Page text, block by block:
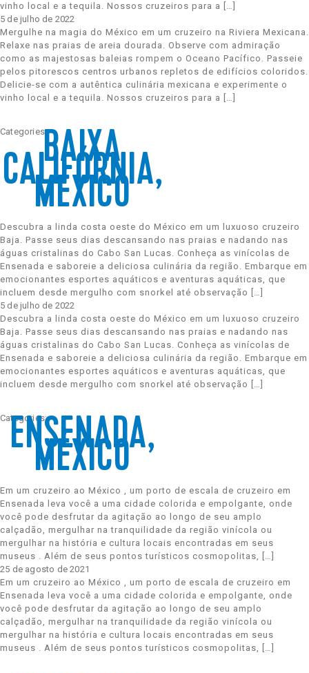
Infinity®
Millennium®
Reflection®
Roamer℠
Seeker℠
Silhouette®
Solstice®
Summit®
Xcite℠
Wanderer℠
Flora®
vinho local e a tequila. Nossos cruzeiros para a […]
5 de julho de 2022
Mergulhe na magia do México em um cruzeiro na Riviera Mexicana.
Relaxe nas praias de areia dourada. Observe com admiração
como as majestosas baleias rompem o Oceano Pacífico. Passeie
pelos pitorescos centros urbanos repletos de edifícios coloridos.
Delicie-se com a autêntica culinária mexicana e experimente o
vinho local e a tequila. Nossos cruzeiros para a […]
Categories:BAIXA
CALIFÓRNIA,
MÉXICO
Descubra a linda costa oeste do México em um luxuoso cruzeiro
Baja. Passe seus dias descansando nas praias e nadando nas
águas cristalinas do Cabo San Lucas. Conheça as vinícolas de
Ensenada e saboreie a deliciosa culinária da região. Embarque em
emocionantes esportes aquáticos e aventuras aquáticas, que
incluem desde mergulho com snorkel até observação […]
5 de julho de 2022
Descubra a linda costa oeste do México em um luxuoso cruzeiro
Baja. Passe seus dias descansando nas praias e nadando nas
águas cristalinas do Cabo San Lucas. Conheça as vinícolas de
Ensenada e saboreie a deliciosa culinária da região. Embarque em
emocionantes esportes aquáticos e aventuras aquáticas, que
incluem desde mergulho com snorkel até observação […]
Categories:
ENSENADA,
MÉXICO
Em um cruzeiro ao México , um porto de escala de cruzeiro em
Ensenada leva você a uma cidade colorida e empolgante, onde
você pode desfrutar da agitação ao longo de seu amplo
calçadão, mergulhar na tranquilidade da região vinícola ou
mergulhar na história e cultura locais encontradas em seus
museus . Além de seus pontos turísticos cosmopolitas, […]
25 de agosto de 2021
Em um cruzeiro ao México , um porto de escala de cruzeiro em
Ensenada leva você a uma cidade colorida e empolgante, onde
você pode desfrutar da agitação ao longo de seu amplo
calçadão, mergulhar na tranquilidade da região vinícola ou
mergulhar na história e cultura locais encontradas em seus
museus . Além de seus pontos turísticos cosmopolitas, […]